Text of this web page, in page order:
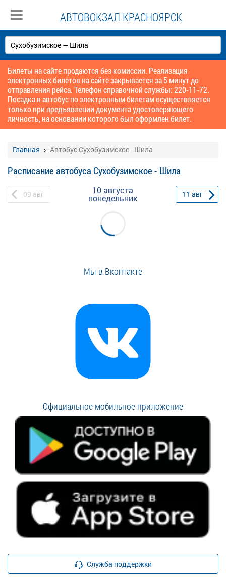
АВТОВОКЗАЛ КРАСНОЯРСК
Билеты на сайте продаются без комиссии. Реализация
электронных билетов на сайте закрывается за 5 минут до
отправления рейса. Телефон справочной службы: 220-11-72.
Посадка в автобус по электронным билетам осуществляется
только при предъявлении документа удостоверяющего
личность, на основании которого был оформлен билет.
Главная Автобус Сухобузимское - Шила
Расписание автобуса Сухобузимское - Шила
09 авг 10 августа
понедельник 11 авг
Мы в Вконтакте
Официальное мобильное приложение
Служба поддержки